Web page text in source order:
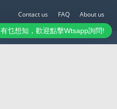
有乜想知，歡迎點擊Wtsapp詢問!
Contact us FAQ About us